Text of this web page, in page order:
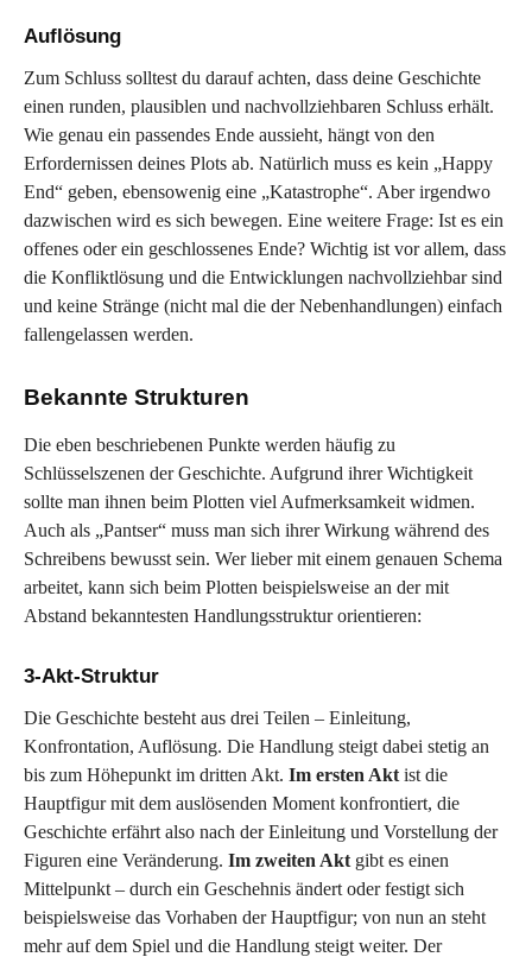
Auflösung
Zum Schluss solltest du darauf achten, dass deine Geschichte
einen runden, plausiblen und nachvollziehbaren Schluss erhält.
Wie genau ein passendes Ende aussieht, hängt von den
Erfordernissen deines Plots ab. Natürlich muss es kein „Happy
End“ geben, ebensowenig eine „Katastrophe“. Aber irgendwo
dazwischen wird es sich bewegen. Eine weitere Frage: Ist es ein
offenes oder ein geschlossenes Ende? Wichtig ist vor allem, dass
die Konfliktlösung und die Entwicklungen nachvollziehbar sind
und keine Stränge (nicht mal die der Nebenhandlungen) einfach
fallengelassen werden.
Bekannte Strukturen
Die eben beschriebenen Punkte werden häufig zu
Schlüsselszenen der Geschichte. Aufgrund ihrer Wichtigkeit
sollte man ihnen beim Plotten viel Aufmerksamkeit widmen.
Auch als „Pantser“ muss man sich ihrer Wirkung während des
Schreibens bewusst sein. Wer lieber mit einem genauen Schema
arbeitet, kann sich beim Plotten beispielsweise an der mit
Abstand bekanntesten Handlungsstruktur orientieren:
3-Akt-Struktur
Die Geschichte besteht aus drei Teilen – Einleitung,
Konfrontation, Auflösung. Die Handlung steigt dabei stetig an
bis zum Höhepunkt im dritten Akt. Im ersten Akt ist die
Hauptfigur mit dem auslösenden Moment konfrontiert, die
Geschichte erfährt also nach der Einleitung und Vorstellung der
Figuren eine Veränderung. Im zweiten Akt gibt es einen
Mittelpunkt – durch ein Geschehnis ändert oder festigt sich
beispielsweise das Vorhaben der Hauptfigur; von nun an steht
mehr auf dem Spiel und die Handlung steigt weiter. Der